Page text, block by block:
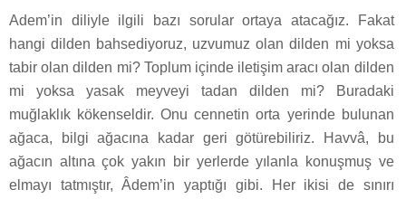
Adem’in diliyle ilgili bazı sorular ortaya atacağız. Fakat
hangi dilden bahsediyoruz, uzvumuz olan dilden mi yoksa
tabir olan dilden mi? Toplum içinde iletişim aracı olan dilden
mi yoksa yasak meyveyi tadan dilden mi? Buradaki
muğlaklık kökenseldir. Onu cennetin orta yerinde bulunan
ağaca, bilgi ağacına kadar geri götürebiliriz. Havvâ, bu
ağacın altına çok yakın bir yerlerde yılanla konuşmuş ve
elmayı tatmıştır, Âdem’in yaptığı gibi. Her ikisi de sınırı